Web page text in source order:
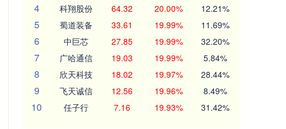
4 科翔股份 64.32 20.00% 12.21%
5 蜀道装备 33.61 19.99% 11.69%
6 中巨芯 27.85 19.99% 32.20%
7 广哈通信 19.03 19.99% 5.84%
8 欣天科技 18.02 19.97% 28.44%
9 飞天诚信 12.56 19.96% 8.49%
10 任子行 7.16 19.93% 31.42%